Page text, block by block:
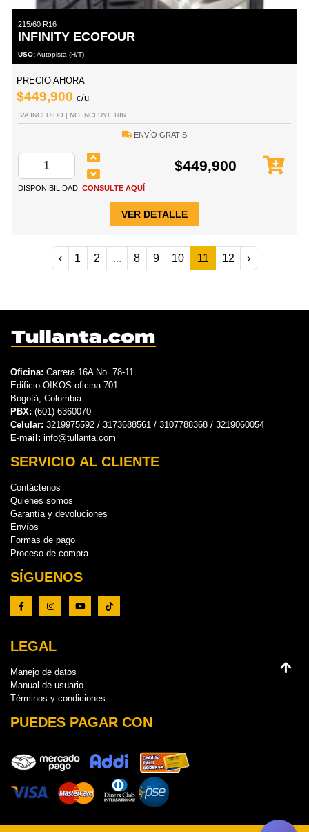
215/60 R16
INFINITY ECOFOUR
USO:Autopista (H/T)
PRECIO AHORA
$449,900 c/u
IVA INCLUIDO | NO INCLUYE RIN
ENVÍO GRATIS
$449,900
DISPONIBILIDAD: CONSULTE AQUÍ
VER DETALLE
‹ 1 2 ... 8 9 10 11 12 ›
Oficina: Carrera 16A No. 78-11
Edificio OIKOS oficina 701
Bogotá, Colombia.
PBX: (601) 6360070
Celular: 3219975592 / 3173688561 / 3107788368 / 3219060054
E-mail: info@tullanta.com
SERVICIO AL CLIENTE
Contáctenos
Quienes somos
Garantía y devoluciones
Envíos
Formas de pago
Proceso de compra
SÍGUENOS
LEGAL
Manejo de datos
Manual de usuario
Términos y condiciones
PUEDES PAGAR CON